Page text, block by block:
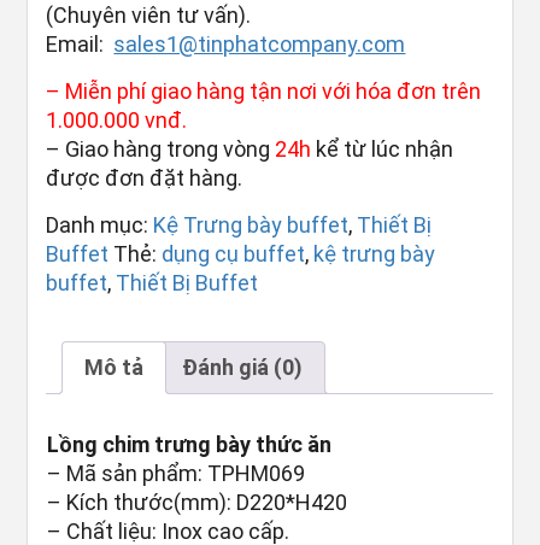
(Chuyên viên tư vấn).
Email: sales1@tinphatcompany.com
– Miễn phí giao hàng tận nơi với hóa đơn trên
1.000.000 vnđ.
– Giao hàng trong vòng 24h kể từ lúc nhận
được đơn đặt hàng.
Danh mục: Kệ Trưng bày buffet, Thiết Bị
Buffet Thẻ: dụng cụ buffet, kệ trưng bày
buffet, Thiết Bị Buffet
Mô tả Đánh giá (0)
Lồng chim trưng bày thức ăn
– Mã sản phẩm: TPHM069
– Kích thước(mm): D220*H420
– Chất liệu: Inox cao cấp.